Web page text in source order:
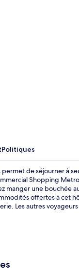
Politiques
permet de séjourner à
Shopping
manger une bouchée
offertes à cet
Les autres